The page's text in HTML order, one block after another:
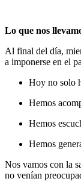
Lo que nos
Al final del día,
a imponerse en el
Hoy no solo
Hemos
Hemos
Hemos
Nos vamos con la
no venían